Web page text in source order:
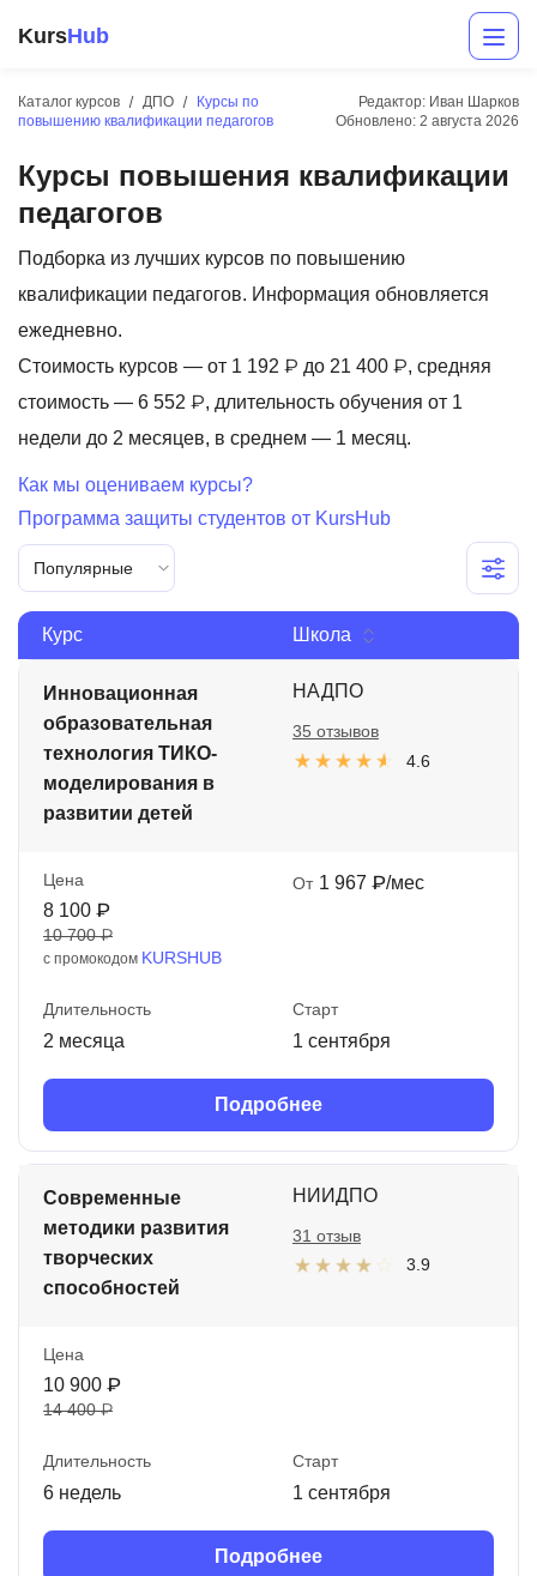
KursHub
Каталог курсов ДПО
Курсы по
повышению квалификации педагогов
Редактор: Иван Шарков
Обновлено: 2 августа 2026
Курсы повышения квалификации
педагогов
Подборка из лучших курсов по повышению
квалификации педагогов. Информация обновляется
ежедневно.
Стоимость курсов — от 1 192 ₽ до 21 400 ₽, средняя
стоимость — 6 552 ₽, длительность обучения от 1
недели до 2 месяцев, в среднем — 1 месяц.
Как мы оцениваем курсы?
Программа защиты студентов от KursHub
Популярные
Курс Школа
Инновационная
образовательная
технология ТИКО-
моделирования в
развитии детей
НАДПО
4.6
35 отзывов
Цена
8 100 ₽
10 700 ₽
с промокодом KURSHUB
От 1 967 ₽/мес
Длительность
2 месяца
Старт
1 сентября
Подробнее
Современные
методики развития
творческих
способностей
НИИДПО
3.9
31 отзыв
Цена
10 900 ₽
14 400 ₽
Длительность
6 недель
Старт
1 сентября
Подробнее
Разработка
Маркетинг
Аналитика
Менеджмент
Иностранные языки
Soft Skills
ДПО
Детям
Акции и промокоды
Рейтинг онлайн-школ